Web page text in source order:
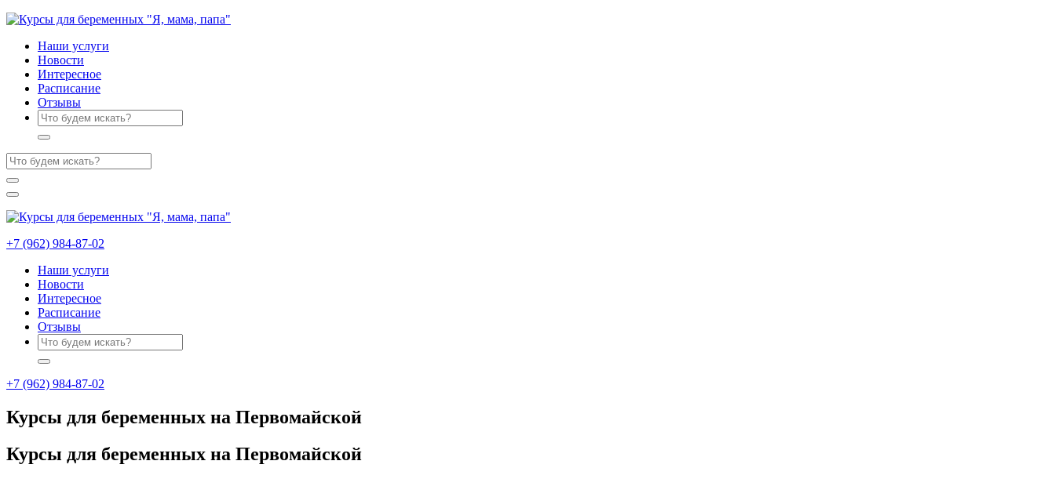
Наши услуги
Новости
Интересное
Расписание
Отзывы
+7 (962) 984-87-02
Наши услуги
Новости
Интересное
Расписание
Отзывы
+7 (962) 984-87-02
Курсы для беременных на Первомайской
Курсы для беременных на Первомайской